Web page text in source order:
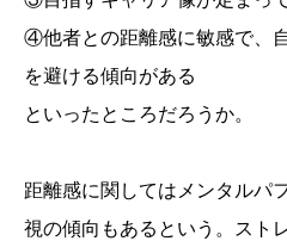
④他者との距離感に敏感で、
を避ける傾向がある
といったところだろうか。
距離感に関してはメンタルパ
視の傾向もあるという。スト